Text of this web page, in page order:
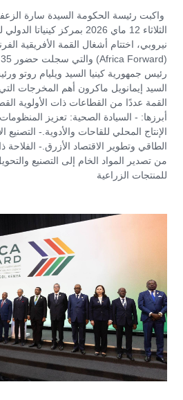
واكبت رئيسة الحكومة السيدة سارة
الثلاثاء 12 ماي 2026 بمركز
نيروبي، اختتام أشغال القمة الأفريقية
رئيس جمهورية كينيا السيد ويليام روتو
السيد إيمانويل ماكرون أهم المخرجات
القمة عددًا من القطاعات ذات الأولوية
أبرزها: - السيادة الصحية: تعزيز
الإنتاج المحلي للقاحات والأدوية.- التصنيع
الطاقي وتطوير الاقتصاد الأزرق.- الفلاحة
من تصدير المواد الخام إلى التصنيع
للمنتجات الزراعية